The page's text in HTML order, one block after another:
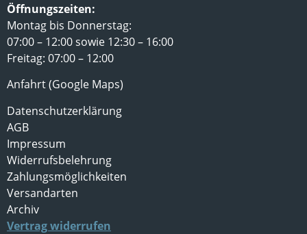
Öffnungszeiten:
Montag bis Donnerstag:
07:00 – 12:00 sowie 12:30 – 16:00
Freitag: 07:00 – 12:00
Anfahrt (Google Maps)
Datenschutzerklärung
AGB
Impressum
Widerrufsbelehrung
Zahlungsmöglichkeiten
Versandarten
Archiv
Vertrag widerrufen